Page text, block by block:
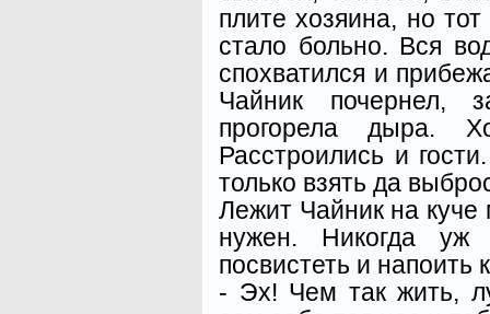
плите хозяина, но
стало больно. Вся
спохватился и
Чайник почернел,
прогорела дыра.
Расстроились и
только взять да
Лежит Чайник на
нужен. Никогда
посвистеть и напоить
- Эх! Чем так жить,